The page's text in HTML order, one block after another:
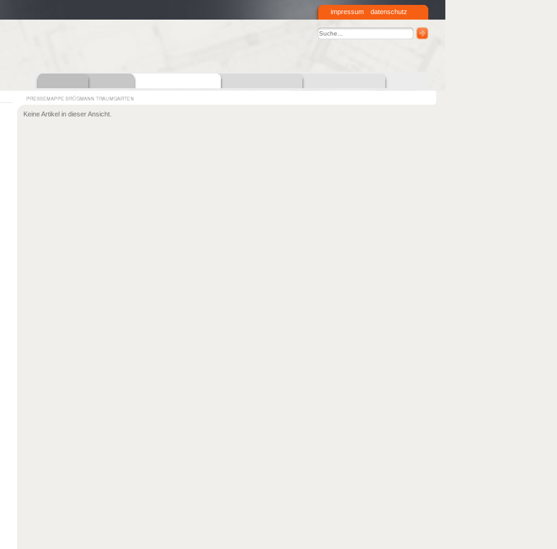
impressum datenschutz
Keine Artikel in dieser Ansicht.